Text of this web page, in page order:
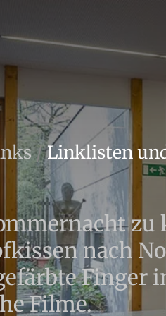
/Linklisten
zu
nach
Finger
Filme.